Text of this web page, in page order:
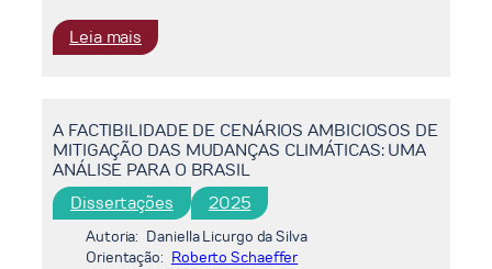
JANEIRO:
UMA
INSUMO-
PRODUTO
Leia mais
PENETRAÇÃO
NA
FROTA
DE
ÔNIBUS
URBANO
DO
A FACTIBILIDADE DE CENÁRIOS AMBICIOSOS DE
MITIGAÇÃO DAS MUDANÇAS CLIMÁTICAS: UMA
ANÁLISE PARA O BRASIL
Dissertações 2025
Autoria: Daniella Licurgo da Silva
Orientação: Roberto Schaeffer